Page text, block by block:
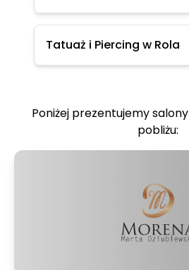
Tatuaż i Piercing w Rola
Poniżej prezentujemy
pobliżu: